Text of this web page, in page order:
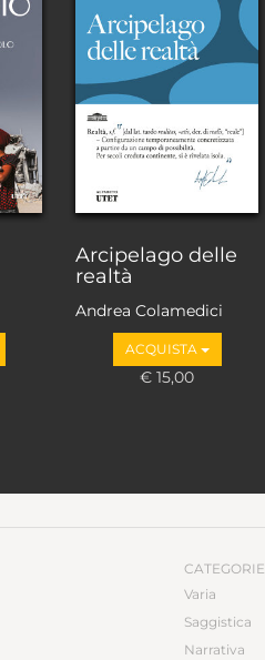
Arcipelago delle
realtà
Andrea Colamedici
ACQUISTA
€ 15,00
CATEGORIE
Varia
Saggistica
Narrativa